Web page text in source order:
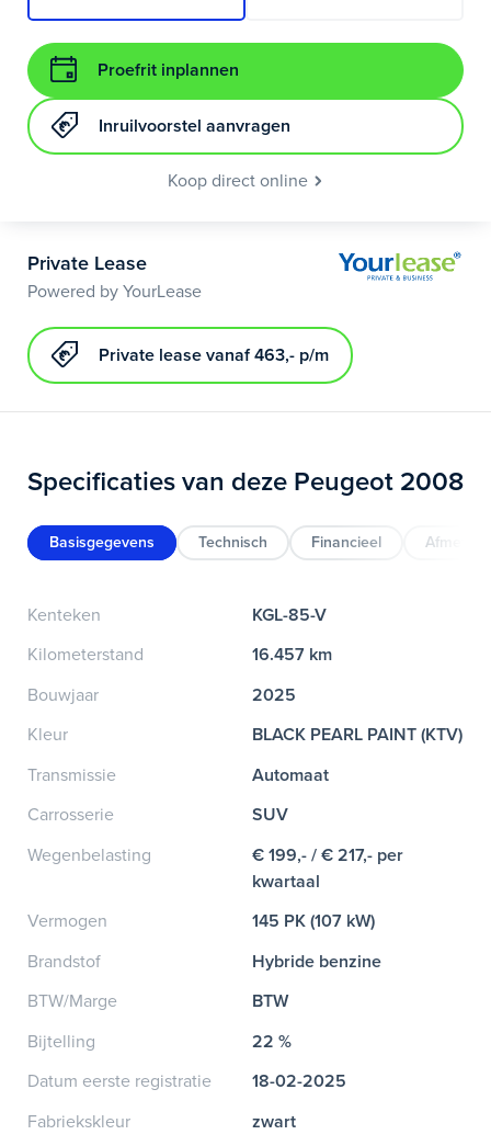
Proefrit inplannen
Inruilvoorstel aanvragen
Koop direct online
Private Lease
Powered by YourLease
Private lease vanaf 463,- p/m
Specificaties van deze Peugeot 2008
Basisgegevens Technisch Financieel
Kenteken
KGL-85-V
Kilometerstand
16.457 km
Bouwjaar
2025
Kleur
BLACK PEARL PAINT (KTV)
Transmissie
Automaat
Carrosserie
SUV
Wegenbelasting
€ 199,- / € 217,- per
kwartaal
Vermogen
145 PK (107 kW)
Brandstof
Hybride benzine
BTW/Marge
BTW
Bijtelling
22 %
Datum eerste registratie
18-02-2025
Fabriekskleur
zwart